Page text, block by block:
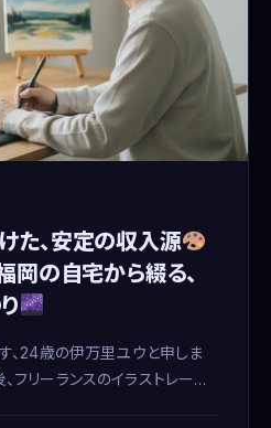
た、安定の収入源
岡の自宅から綴る、
、24歳の伊万里ユウと申しま
フリーランスのイラストレータ